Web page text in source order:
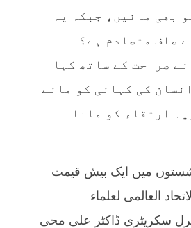
بھی مانیں، جبکہ یہ
صاف متصادم ہے؟
صراحت کے ساتھ کہا
کی کہانی کو مانے
ارتقاء کو مانا
میں ایک بیش قیمت
العالمی لعلماء
سکریٹری ڈاکٹر علی محی